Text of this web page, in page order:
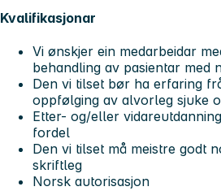
Kvalifikasjonar
Vi ønskjer ein medarbeidar
behandling av pasientar med
Den vi tilset bør ha erfaring
oppfølging av alvorleg sjuke
Etter- og/eller
fordel
Den vi tilset må meistre godt
skriftleg
Norsk autorisasjon